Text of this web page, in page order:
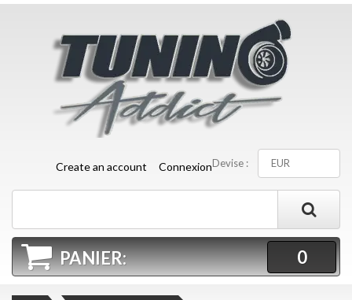
Devise : EUR
Create an account Connexion
PANIER: 0